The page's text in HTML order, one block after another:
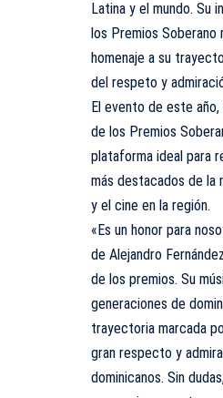
Latina y el mundo. Su
los Premios Soberano
homenaje a su
del respeto y
El evento de este
de los Premios
plataforma ideal para
más destacados de la
y el cine en la región.
«Es un honor para
de Alejandro
de los premios. Su
generaciones de
trayectoria marcada
gran respecto y
dominicanos. Sin